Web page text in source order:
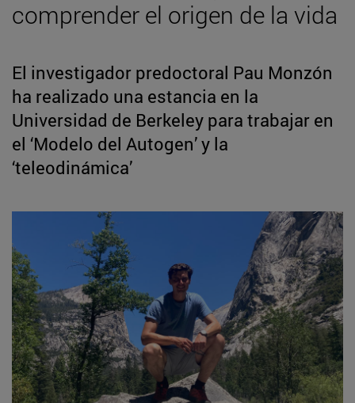
comprender el origen de la vida
El investigador predoctoral Pau Monzón
ha realizado una estancia en la
Universidad de Berkeley para trabajar en
el ‘Modelo del Autogen’ y la
‘teleodinámica’